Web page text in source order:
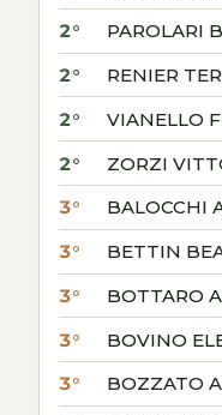
2° PAROLARI
2° RENIER
2° VIANELLO
2° ZORZI
3° BALOCCHI
3° BETTIN
3° BOTTARO
3° BOVINO
3° BOZZATO